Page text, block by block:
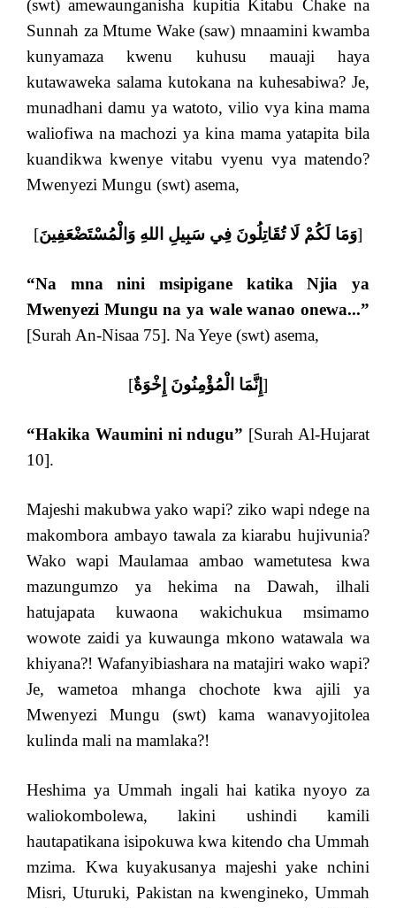
(swt) amewaunganisha kupitia Kitabu Chake na
Sunnah za Mtume Wake (saw) mnaamini kwamba
kunyamaza kwenu kuhusu mauaji haya
kutawaweka salama kutokana na kuhesabiwa? Je,
munadhani damu ya watoto, vilio vya kina mama
waliofiwa na machozi ya kina mama yatapita bila
kuandikwa kwenye vitabu vyenu vya matendo?
Mwenyezi Mungu (swt) asema,
[وَمَا لَكُمْ لَا تُقَاتِلُونَ فِي سَبِيلِ اللهِ وَالْمُسْتَضْعَفِينَ]
“Na mna nini msipigane katika Njia ya
Mwenyezi Mungu na ya wale wanao onewa...”
[Surah An-Nisaa 75]. Na Yeye (swt) asema,
[إِنَّمَا الْمُؤْمِنُونَ إِخْوَةٌ]
“Hakika Waumini ni ndugu” [Surah Al-Hujarat
10].
Majeshi makubwa yako wapi? ziko wapi ndege na
makombora ambayo tawala za kiarabu hujivunia?
Wako wapi Maulamaa ambao wametutesa kwa
mazungumzo ya hekima na Dawah, ilhali
hatujapata kuwaona wakichukua msimamo
wowote zaidi ya kuwaunga mkono watawala wa
khiyana?! Wafanyibiashara na matajiri wako wapi?
Je, wametoa mhanga chochote kwa ajili ya
Mwenyezi Mungu (swt) kama wanavyojitolea
kulinda mali na mamlaka?!
Heshima ya Ummah ingali hai katika nyoyo za
waliokombolewa, lakini ushindi kamili
hautapatikana isipokuwa kwa kitendo cha Ummah
mzima. Kwa kuyakusanya majeshi yake nchini
Misri, Uturuki, Pakistan na kwengineko, Ummah